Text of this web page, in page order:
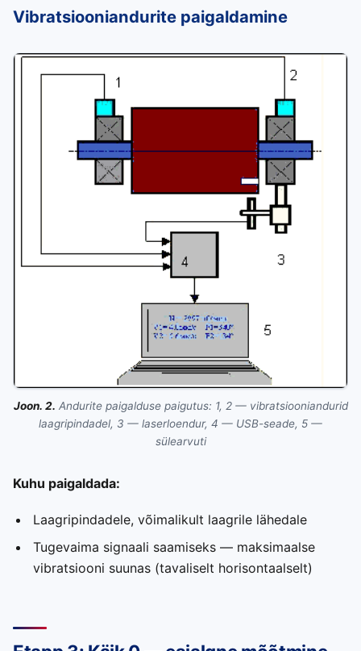
Vibratsiooniandurite paigaldamine
Joon. 2. Andurite paigalduse paigutus: 1, 2 — vibratsiooniandurid
laagripindadel, 3 — laserloendur, 4 — USB-seade, 5 —
sülearvuti
Kuhu paigaldada:
Laagripindadele, võimalikult laagrile lähedale
Tugevaima signaali saamiseks — maksimaalse
vibratsiooni suunas (tavaliselt horisontaalselt)